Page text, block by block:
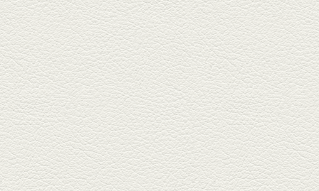
福岡で人気の焼鳥店。乾杯は
KAORUハ...
2024年12月6日放送
串揚げ六種盛＆ゼロ秒馬
しゃぶ鍋
銀座通り「串揚げ秀」で旬の野
菜と魚介の串揚げで味わいの
刻。「...
2024年11月15日放送
[黒毛和牛串]カルビ・シ
ャトーブリアン など
北栄通りに今年オープンした